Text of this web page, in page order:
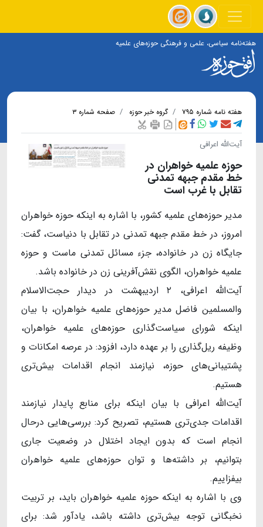
هفته‌نامه سیاسی، علمی و فرهنگی حوزه‌های علمیه
هفته نامه شماره ۷۹۵ گروه خبر حوزه صفحه شماره ۳
آیت‌الله اعرافی
حوزه علمیه خواهران در
خط مقدم جبهه تمدنی
تقابل با غرب است
مدیر حوزه‌های علمیه کشور، با اشاره به اینکه حوزه خواهران
امروز، در خط مقدم جبهه تمدنی در تقابل با دنیاست، گفت:
جایگاه زن در خانواده، جزء مسائل تمدنی ماست و حوزه‌
علمیه خواهران، الگوی نقش‌آفرینی زن در خانواده باشد.
آیت‌الله اعرافی، ۲ اردیبهشت در دیدار حجت‌الاسلام
والمسلمین فاضل مدیر حوزه‌های علمیه خواهران، با بیان
اینکه شورای سیاست‌گذاری حوزه‌های علمیه خواهران،
وظیفه ریل‌گذاری را بر عهده دارد، افزود: در عرصه امکانات و
پشتیبانی‌های حوزه، نیازمند انجام اقدامات بیش‌تری
هستیم.
آیت‌الله اعرافی با بیان اینکه برای منابع پایدار نیازمند
اقدامات جدی‌تری هستیم، تصریح کرد: بررسی‌هایی درحال
انجام است که بدون ایجاد اختلال در وضعیت جاری
بتوانیم، بر داشته‌ها و توان حوزه‌های علمیه خواهران
بیفزاییم.
وی با اشاره به اینکه حوزه علمیه خواهران باید، بر تربیت
نخبگانی توجه بیش‌تری داشته باشد، یادآور شد: برای